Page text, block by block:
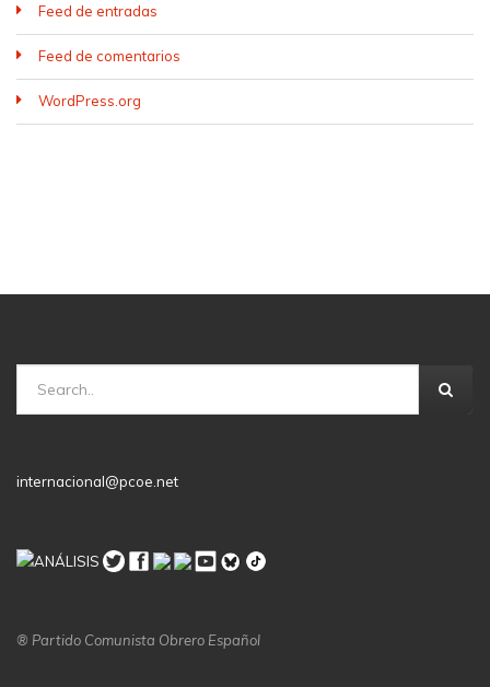
Feed de entradas
Feed de comentarios
WordPress.org
internacional@pcoe.net
® Partido Comunista Obrero Español